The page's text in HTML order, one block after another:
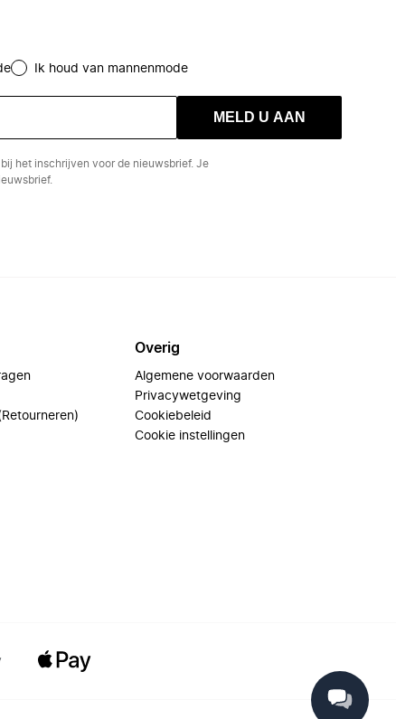
Ik houd van mannenmode
MELD U AAN
bij het inschrijven voor de nieuwsbrief. Je
Overig
Algemene voorwaarden
Privacywetgeving
Cookiebeleid
Cookie instellingen